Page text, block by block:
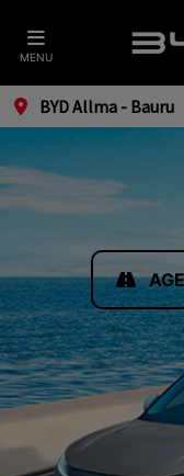
MENU
BYD Allma - Bauru